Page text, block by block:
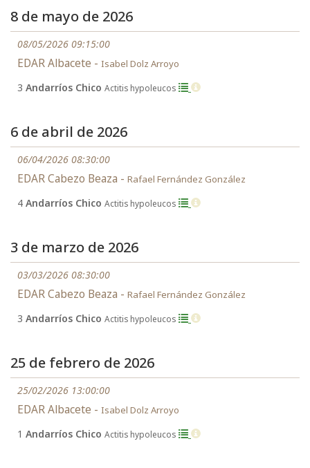
8 de mayo de 2026
08/05/2026 09:15:00
EDAR Albacete - Isabel Dolz Arroyo
3 Andarríos Chico Actitis hypoleucos
6 de abril de 2026
06/04/2026 08:30:00
EDAR Cabezo Beaza - Rafael Fernández González
4 Andarríos Chico Actitis hypoleucos
3 de marzo de 2026
03/03/2026 08:30:00
EDAR Cabezo Beaza - Rafael Fernández González
3 Andarríos Chico Actitis hypoleucos
25 de febrero de 2026
25/02/2026 13:00:00
EDAR Albacete - Isabel Dolz Arroyo
1 Andarríos Chico Actitis hypoleucos